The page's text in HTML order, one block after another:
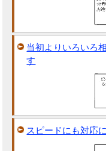
当初よりいろいろ
す
スピードにも対応